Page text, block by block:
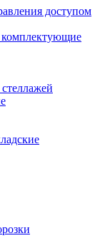
доступом
комплектующие